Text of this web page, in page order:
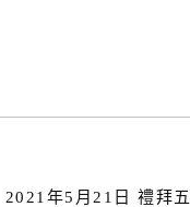
2021年5月21日 禮拜五